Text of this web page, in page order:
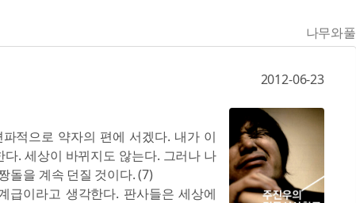
나무와풀
2012-06-23
적으로 약자의 편에 서겠다. 내가 이
. 세상이 바뀌지도 않는다. 그러나 나
돌을 계속 던질 것이다. (7)
급이라고 생각한다. 판사들은 세상에